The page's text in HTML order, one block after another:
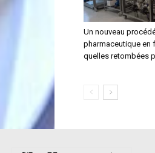
Un nouveau
pharmaceutique en
quelles retombées